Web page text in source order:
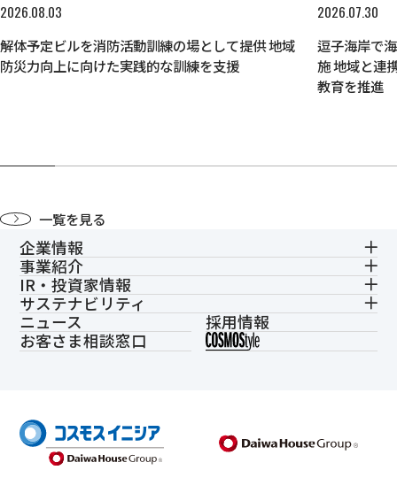
2026.08.03
解体予定ビルを消防活動訓練の場として提供 地域
防災力向上に向けた実践的な訓練を支援
2026.07.30
逗子海岸で
施 地域と連
教育を推進
一覧を見る
企業情報
事業紹介
IR・投資家情報
サステナビリティ
ニュース
採用情報
お客さま相談窓口